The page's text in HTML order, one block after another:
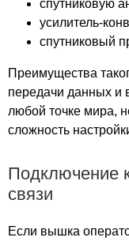
деревня Можарово
деревня Нефедово
деревня Новое
деревня Одоевцево
деревня Острая
деревня Погори
деревня
спутниковую
усилитель-
спутниковый
Преимущества
передачи данных и
любой точке мира,
сложность
Подключение
связи
Если вышка